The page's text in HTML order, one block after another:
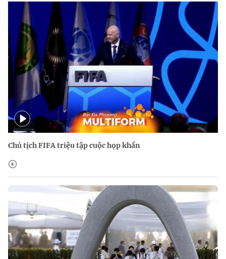
Chủ tịch FIFA triệu tập cuộc họp khẩn